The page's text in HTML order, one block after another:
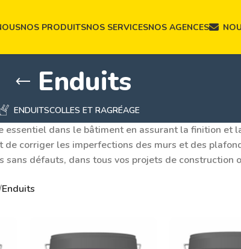
NOS PRODUITSNOS SERVICESNOS AGENCES
Enduits
ENDUITSCOLLES ET RAGRÉAGE
essentiel dans le bâtiment en assurant la finition et
de corriger les imperfections des murs et des
sans défauts, dans tous vos projets de construction
Enduits